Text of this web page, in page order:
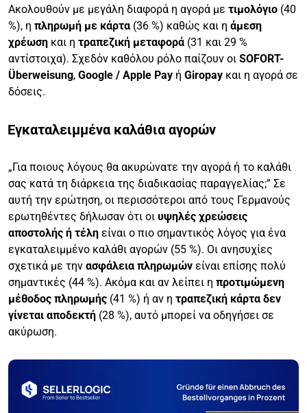
Ακολουθούν με μεγάλη διαφορά η αγορά με τιμολόγιο (40
%), η πληρωμή με κάρτα (36 %) καθώς και η άμεση
χρέωση και η τραπεζική μεταφορά (31 και 29 %
αντίστοιχα). Σχεδόν καθόλου ρόλο παίζουν οι SOFORT-
Überweisung, Google / Apple Pay ή Giropay και η αγορά σε
δόσεις.
Εγκαταλειμμένα καλάθια αγορών
„Για ποιους λόγους θα ακυρώνατε την αγορά ή το καλάθι
σας κατά τη διάρκεια της διαδικασίας παραγγελίας;” Σε
αυτή την ερώτηση, οι περισσότεροι από τους Γερμανούς
ερωτηθέντες δήλωσαν ότι οι υψηλές χρεώσεις
αποστολής ή τέλη είναι ο πιο σημαντικός λόγος για ένα
εγκαταλειμμένο καλάθι αγορών (55 %). Οι ανησυχίες
σχετικά με την ασφάλεια πληρωμών είναι επίσης πολύ
σημαντικές (44 %). Ακόμα και αν λείπει η προτιμώμενη
μέθοδος πληρωμής (41 %) ή αν η τραπεζική κάρτα δεν
γίνεται αποδεκτή (28 %), αυτό μπορεί να οδηγήσει σε
ακύρωση.